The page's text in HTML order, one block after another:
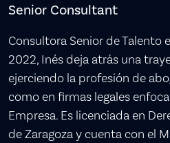
Senior Consultant
Consultora Senior de Talento
2022, Inés deja atrás una
ejerciendo la profesión de
como en firmas legales
Empresa. Es licenciada en
de Zaragoza y cuenta con el